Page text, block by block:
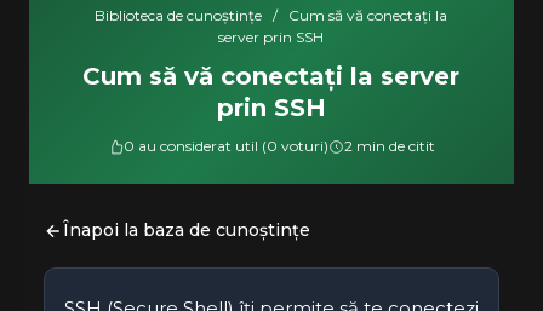
Biblioteca de cunoștințe /
Cum să vă conectați la
server prin SSH
Cum să vă conectați la server
prin SSH
0 au considerat util (0 voturi) 2 min de citit
Înapoi la baza de cunoștințe